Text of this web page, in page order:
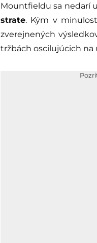
Mountfieldu sa nedarí
strate. Kým v
zverejnených
tržbách oscilujúcich na